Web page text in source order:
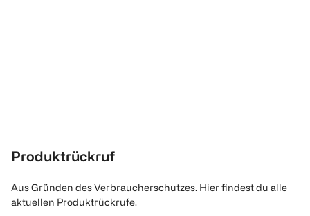
Produktrückruf
Aus Gründen des Verbraucherschutzes. Hier findest du alle
aktuellen Produktrückrufe.